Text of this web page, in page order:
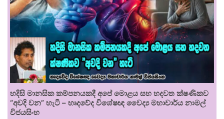
හදිසි මානසික කම්පනයකදී අපේ මොළය සහ හදවත ක්ෂණිකව
“අවදි වන” හැටි – හෘදවේද විශේෂඥ වෛද්‍ය මහාචාර්ය නාමල්
විජයසිංහ